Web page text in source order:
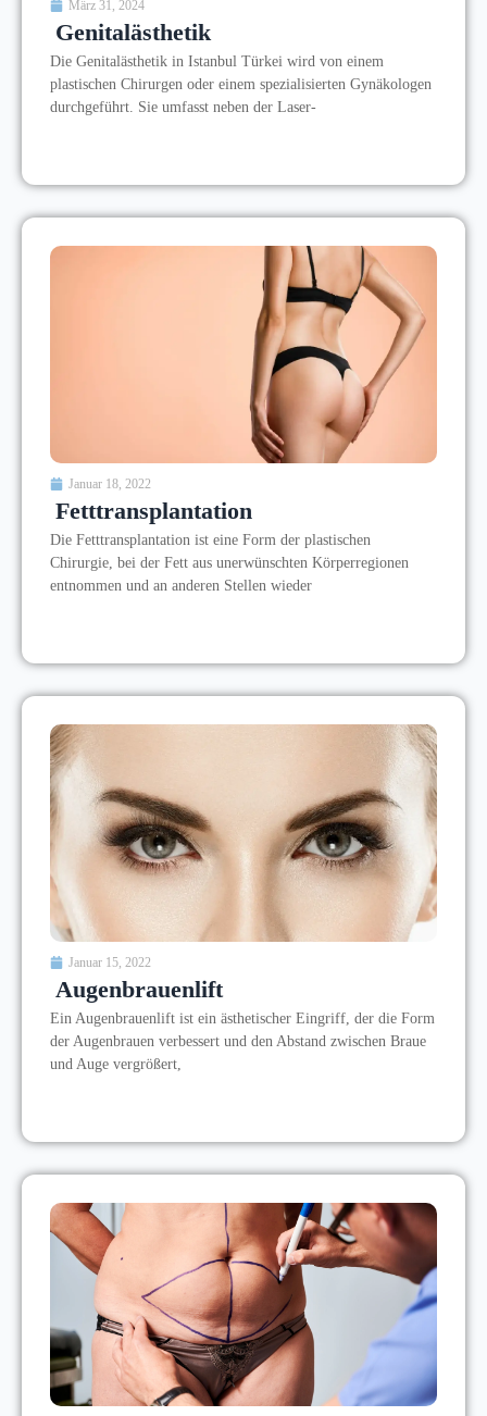
März 31, 2024
Genitalästhetik
Die Genitalästhetik in Istanbul Türkei wird von einem
plastischen Chirurgen oder einem spezialisierten Gynäkologen
durchgeführt. Sie umfasst neben der Laser-
Januar 18, 2022
Fetttransplantation
Die Fetttransplantation ist eine Form der plastischen
Chirurgie, bei der Fett aus unerwünschten Körperregionen
entnommen und an anderen Stellen wieder
Januar 15, 2022
Augenbrauenlift
Ein Augenbrauenlift ist ein ästhetischer Eingriff, der die Form
der Augenbrauen verbessert und den Abstand zwischen Braue
und Auge vergrößert,